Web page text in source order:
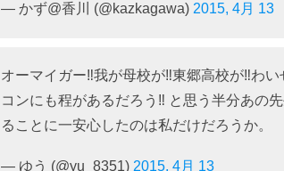
— かず@香川 (@kazkagawa) 2015, 4月 13
オーマイガー‼︎我が母校が‼︎東郷高校が‼︎わ
コンにも程があるだろう‼︎ と思う半分あの
ることに一安心したのは私だけだろうか。
— ゆう (@yu_8351) 2015, 4月 13